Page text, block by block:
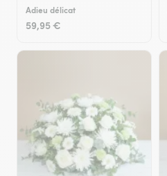
Adieu délicat
59,95 €